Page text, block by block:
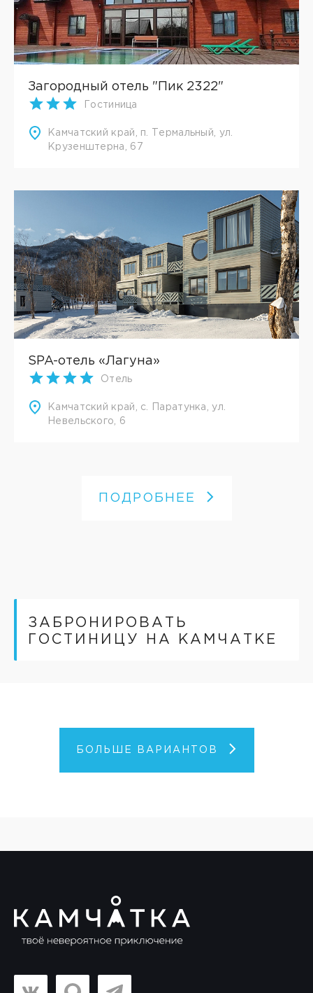
Загородный отель "Пик 2322"
Гостиница
Камчатский край, п. Термальный, ул.
Крузенштерна, 67
SPA-отель «Лагуна»
Отель
Камчатский край, с. Паратунка, ул.
Невельского, 6
ПОДРОБНЕЕ
ЗАБРОНИРОВАТЬ
ГОСТИНИЦУ НА КАМЧАТКЕ
БОЛЬШЕ ВАРИАНТОВ